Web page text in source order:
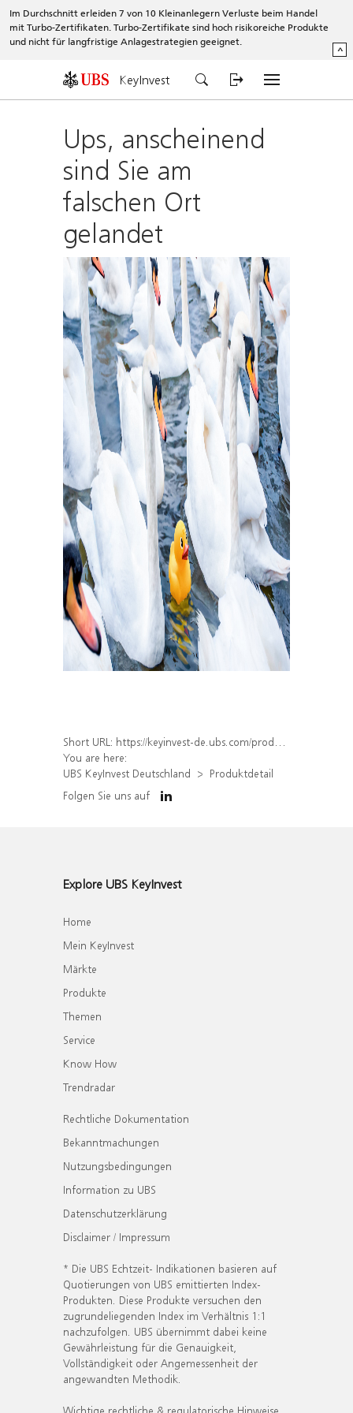
Im Durchschnitt erleiden 7 von 10 Kleinanlegern Verluste beim Handel
mit Turbo-Zertifikaten. Turbo-Zertifikate sind hoch risikoreiche Produkte
und nicht für langfristige Anlagestrategien geeignet.
^
KeyInvest
Ups, anscheinend
sind Sie am
falschen Ort
gelandet
Short URL: https://keyinvest-de.ubs.com/produkt/detail/index/isin/DE000WA8MRV9
You are here:
UBS KeyInvest Deutschland
Produktdetail
Folgen Sie uns auf
Explore UBS KeyInvest
Home
Mein KeyInvest
Märkte
Produkte
Themen
Service
Know How
Trendradar
Rechtliche Dokumentation
Bekanntmachungen
Nutzungsbedingungen
Information zu UBS
Datenschutzerklärung
Disclaimer / Impressum
* Die UBS Echtzeit- Indikationen basieren auf
Quotierungen von UBS emittierten Index-
Produkten. Diese Produkte versuchen den
zugrundeliegenden Index im Verhältnis 1:1
nachzufolgen. UBS übernimmt dabei keine
Gewährleistung für die Genauigkeit,
Vollständigkeit oder Angemessenheit der
angewandten Methodik.